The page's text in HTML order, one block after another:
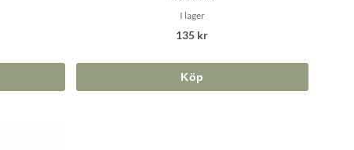
I lager
135 kr
Köp